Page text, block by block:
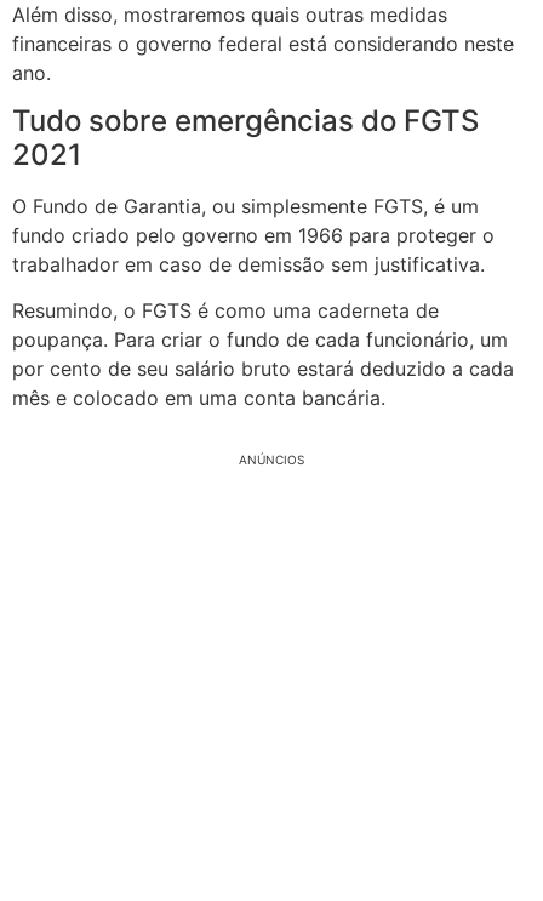
Além disso, mostraremos quais outras medidas
financeiras o governo federal está considerando neste
ano.
Tudo sobre emergências do FGTS
2021
O Fundo de Garantia, ou simplesmente FGTS, é um
fundo criado pelo governo em 1966 para proteger o
trabalhador em caso de demissão sem justificativa.
Resumindo, o FGTS é como uma caderneta de
poupança. Para criar o fundo de cada funcionário, um
por cento de seu salário bruto estará deduzido a cada
mês e colocado em uma conta bancária.
ANÚNCIOS